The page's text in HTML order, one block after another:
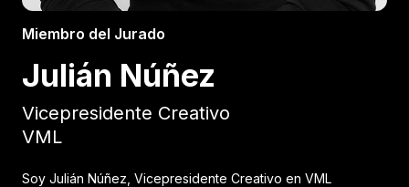
Miembro del Jurado
Julián Núñez
Vicepresidente Creativo
VML
Soy Julián Núñez, Vicepresidente Creativo en VML